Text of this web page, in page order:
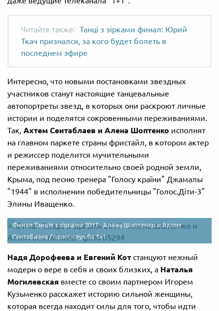
Танці з зірками финал: Юрий
Ткач признался, за кого будет болеть в
последнем эфире
Интересно, что новыми постановками звездных
участников станут настоящие танцевальные
автопортреты звезд, в которых они раскроют личные
истории и поделятся сокровенными переживаниями.
Так, Ахтем Сеитаблаев и Алена Шоптенко исполнят
на главном паркете страны фристайл, в котором актер
и режиссер поделится мучительными
переживаниями относительно своей родной земли,
Крыма, под песню тренера "Голосу країни" Джамалы
"1944" в исполнении победительницы "Голос.Діти-3"
Элины Иващенко.
Финал Танців з зірками 2017 - Алена Шоптенко и Ахтем
Сеитаблаев /пресс-служба 1+1
Надя Дорофеева и Евгений Кот станцуют нежный
модерн о вере в себя и своих близких, а Наталья
Могилевская вместе со своим партнером Игорем
Кузьменко расскажет историю сильной женщины,
которая всегда находит силы для того, чтобы идти